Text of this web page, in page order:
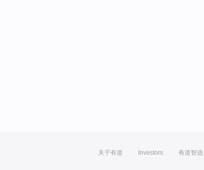
关于有道 Investors 有道智选